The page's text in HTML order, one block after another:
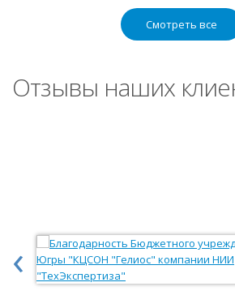
Смотреть все
Отзывы наших
‹